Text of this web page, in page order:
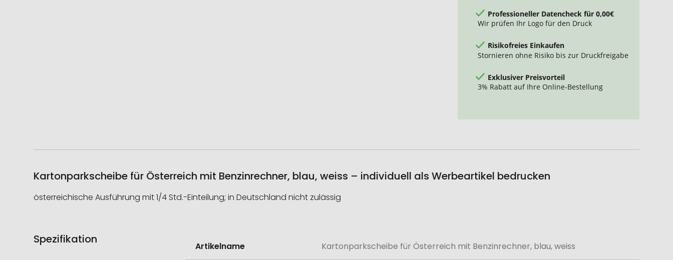
Professioneller Datencheck für 0,00€
Wir prüfen Ihr Logo für den Druck
Risikofreies Einkaufen
Stornieren ohne Risiko bis zur Druckfreigabe
Exklusiver Preisvorteil
3% Rabatt auf Ihre Online-Bestellung
Kartonparkscheibe für Österreich mit Benzinrechner, blau, weiss – individuell als Werbeartikel bedrucken
österreichische Ausführung mit 1/4 Std.-Einteilung; in Deutschland nicht zulässig
Spezifikation
Informationen
Artikelname Kartonparkscheibe für Österreich mit Benzinrechner, blau, weiss